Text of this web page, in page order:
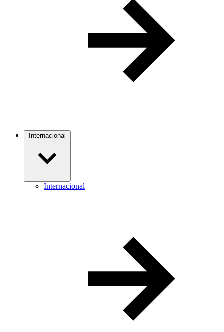
Internacional
Internacional